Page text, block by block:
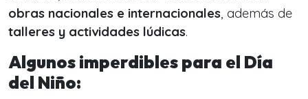
obras nacionales e internacionales, además de
talleres y actividades lúdicas.
Algunos imperdibles para el Día
del Niño: